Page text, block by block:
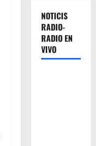
NOTICIS
RADIO-
RADIO EN
VIVO